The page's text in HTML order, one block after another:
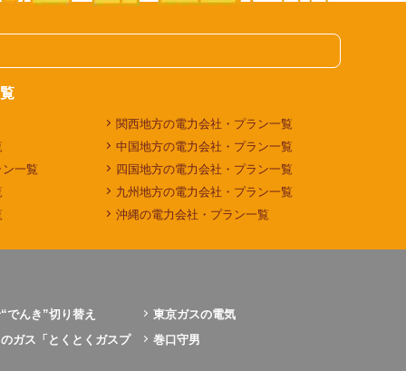
一覧
関西地方の電力会社・プラン一覧
中国地方の電力会社・プラン一覧
四国地方の電力会社・プラン一覧
九州地方の電力会社・プラン一覧
沖縄の電力会社・プラン一覧
でんき”切り替え
東京ガスの電気
ガス「とくとくガスプ
巻口守男